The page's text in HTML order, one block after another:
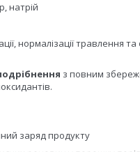
натрій
нормалізації травлення
з повним
заряд продукту